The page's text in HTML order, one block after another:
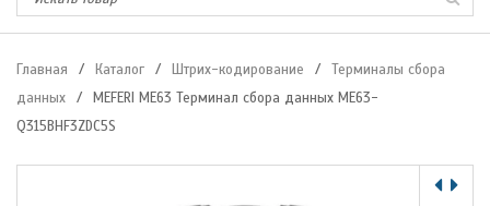
Главная / Каталог / Штрих-кодирование /
Терминалы сбора
данных
/
MEFERI ME63 Терминал сбора данных ME63-
Q315BHF3ZDC5S